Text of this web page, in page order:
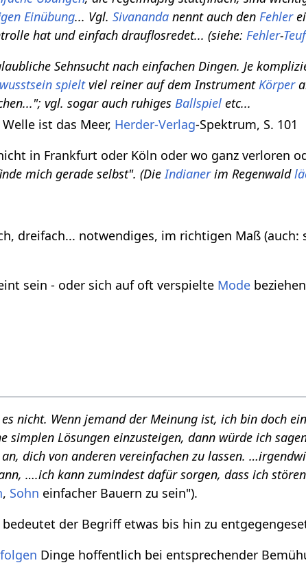
Einübung... Vgl.Sivananda nennt auch denFehler
hat und einfach drauflosredet... (siehe:Fehler-
Sehnsucht nach einfachen Dingen. Je
spieltviel reiner auf dem InstrumentKörper
vgl. sogar auch ruhigesBallspiel etc...
ist das Meer, Herder-Verlag-Spektrum, S. 101
in Frankfurt oder Köln oder wo ganz verloren
mich gerade selbst". (DieIndianerim Regenwald
dreifach... notwendiges, im richtigen Maß (auch:
sein - oder sich auf oft verspielte Mode
nicht. Wenn jemand der Meinung ist, ich bin doch
simplen Lösungen einzusteigen, dann würde ich
dich von anderen vereinfachen zu lassen.
….ich kann zumindest dafür sorgen, dass ich
, Sohn einfacher Bauern zu sein").
bedeutet der Begriff etwas bis hin zu
Dinge hoffentlich bei entsprechender